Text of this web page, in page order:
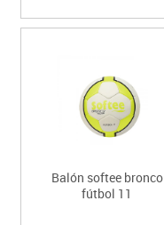
Balón softee bronco
fútbol 11